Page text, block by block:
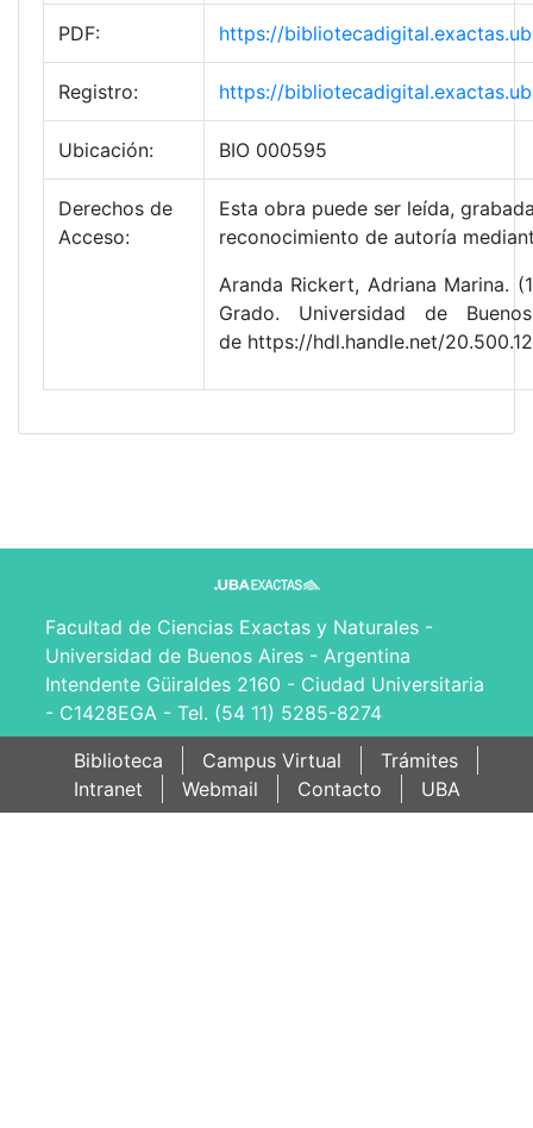
PDF: https://
Registro: https://
Ubicación: BIO 000595
Derechos de
Acceso:
Esta obra puede ser leída,
reconocimiento de autoría
Aranda Rickert, Adriana Marina.
Grado. Universidad de
de https://hdl.handle.net/
Facultad de Ciencias Exactas y Naturales -
Universidad de Buenos Aires - Argentina
Intendente Güiraldes 2160 - Ciudad Universitaria
- C1428EGA - Tel. (54 11) 5285-8274
Biblioteca
Campus Virtual
Trámites
Intranet
Webmail Contacto UBA